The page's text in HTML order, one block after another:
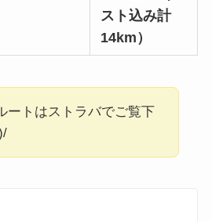
スト込み計
14km）
ートはストラバでご覧下